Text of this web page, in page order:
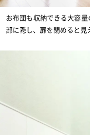
お布団も収納できる大容
部に隠し、扉を閉めると見